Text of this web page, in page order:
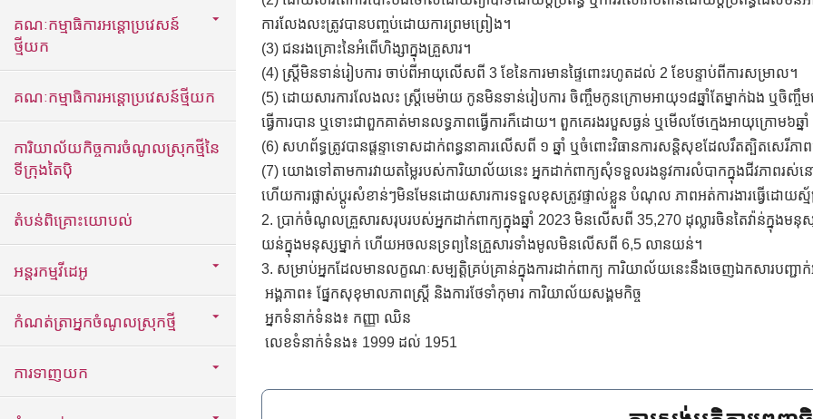
គណៈកម្មាធិការអន្តោប្រវេសន៍
ថ្មីយក
គណៈកម្មាធិការអន្តោប្រវេសន៍ថ្មីយក
ការិយាល័យកិច្ចការចំណូលស្រុកថ្មីនៃ
ទីក្រុងតៃប៉ិ
តំបន់ពិគ្រោះយោបល់
អន្តរកម្មវីដេអូ
កំណត់ត្រាអ្នកចំណូលស្រុកថ្មី
ការទាញយក
ការលែងលះត្រូវបានបញ្ចប់ដោយការព្រមព្រៀង។
(3) ជនរងគ្រោះនៃអំពើហិង្សាក្នុងគ្រួសារ។
(4) ស្ត្រីមិនទាន់រៀបការ ចាប់ពីអាយុលើសពី 3 ខែនៃការមានផ្ទៃពោះរហូតដល់ 2 ខែបន្ទាប់ពីការសម្រាល។
(5) ដោយសារការលែងលះ ស្ត្រីមេម៉ាយ កូនមិនទាន់រៀបការ ចិញ្ចឹមកូនក្រោមអាយុ១៨ឆ្នាំតែម្នាក់ឯង ឬចិញ្
ធ្វើការបាន ឬទោះជាពួកគាត់មានលទ្ធភាពធ្វើការក៏ដោយ។ ពួកគេរងរបួសធ្ងន់ ឬមើលថែក្មេងអាយុក្រោម៦ឆ្នាំ
(6) សហព័ទ្ធត្រូវបានផ្តន្ទាទោសដាក់ពន្ធនាគារលើសពី ១ ឆ្នាំ ឬចំពោះវិធានការសន្តិសុខដែលរឹតត្បិតសេរីភ
(7) យោងទៅតាមការវាយតម្លៃរបស់ការិយាល័យនេះ អ្នកដាក់ពាក្យសុំទទួលរងនូវការលំបាកក្នុងជីវភាពរស់ន
ហើយការផ្លាស់ប្តូរសំខាន់ៗមិនមែនដោយសារការទទួលខុសត្រូវផ្ទាល់ខ្លួន បំណុល ភាពអត់ការងារធ្វើដោយស្
2. ប្រាក់ចំណូលគ្រួសារសរុបរបស់អ្នកដាក់ពាក្យក្នុងឆ្នាំ 2023 មិនលើសពី 35,270 ដុល្លារចិនតៃវ៉ាន់ក្នុងម
យន់ក្នុងមនុស្សម្នាក់ ហើយអចលនទ្រព្យនៃគ្រួសារទាំងមូលមិនលើសពី 6,5 លានយន់។
3. សម្រាប់អ្នកដែលមានលក្ខណៈសម្បត្តិគ្រប់គ្រាន់ក្នុងការដាក់ពាក្យ ការិយាល័យនេះនឹងចេញឯកសារបញ្ជ
អង្គភាព៖ ផ្នែកសុខុមាលភាពស្ត្រី និងការថែទាំកុមារ ការិយាល័យសង្គមកិច្ច
អ្នកទំនាក់ទំនង៖ កញ្ញា ឈិន
លេខទំនាក់ទំនង៖ 1999 ដល់ 1951